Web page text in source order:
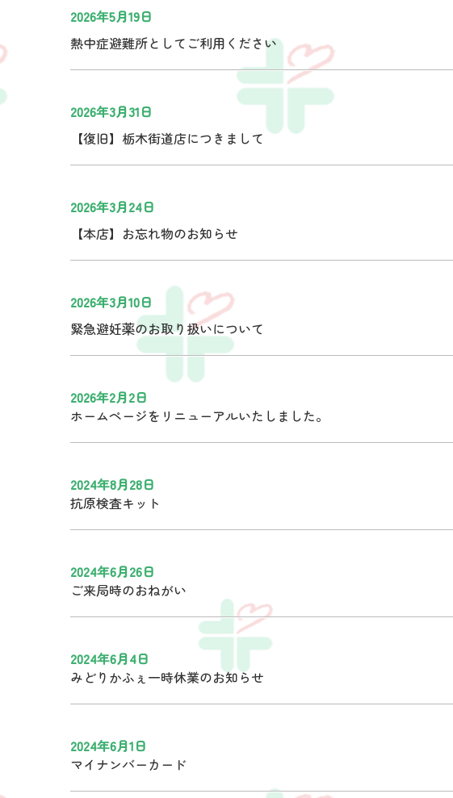
2026年5月19日
熱中症避難所としてご利用ください
2026年3月31日
【復旧】栃木街道店につきまして
2026年3月24日
【本店】お忘れ物のお知らせ
2026年3月10日
緊急避妊薬のお取り扱いについて
2026年2月2日
ホームページをリニューアルいたしました。
2024年8月28日
抗原検査キット
2024年6月26日
ご来局時のおねがい
2024年6月4日
みどりかふぇ一時休業のお知らせ
2024年6月1日
マイナンバーカード